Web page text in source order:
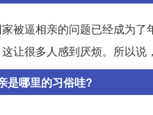
被逼相亲的问题已经成为
让很多人感到厌烦。所以说
是哪里的习俗哇?